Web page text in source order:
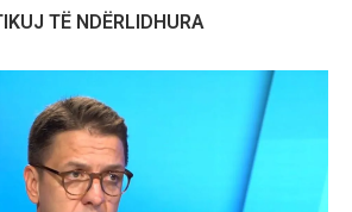
TË NDËRLIDHURA